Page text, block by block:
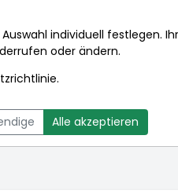
CHARTTOOL
individuell festlegen.
oder ändern.
.
Alle akzeptieren